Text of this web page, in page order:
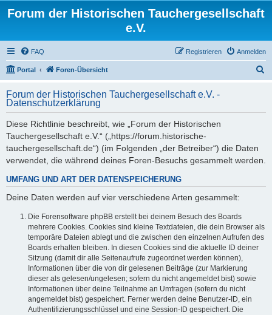
Forum der Historischen Tauchergesellschaft
e.V.
FAQ Anmelden
Registrieren
Portal Foren-Übersicht
h
Forum der Historischen Tauchergesellschaft e.V. -
Datenschutzerklärung
Diese Richtlinie beschreibt, wie „Forum der Historischen
Tauchergesellschaft e.V.“ („https://forum.historische-
tauchergesellschaft.de“) (im Folgenden „der Betreiber“) die Daten
verwendet, die während deines Foren-Besuchs gesammelt werden.
UMFANG UND ART DER DATENSPEICHERUNG
Deine Daten werden auf vier verschiedene Arten gesammelt:
Die Forensoftware phpBB erstellt bei deinem Besuch des Boards
mehrere Cookies. Cookies sind kleine Textdateien, die dein Browser als
temporäre Dateien ablegt und die zwischen den einzelnen Aufrufen des
Boards erhalten bleiben. In diesen Cookies sind die aktuelle ID deiner
Sitzung (damit dir alle Seitenaufrufe zugeordnet werden können),
Informationen über die von dir gelesenen Beiträge (zur Markierung
dieser als gelesen/ungelesen; sofern du nicht angemeldet bist) sowie
Informationen über deine Teilnahme an Umfragen (sofern du nicht
angemeldet bist) gespeichert. Ferner werden deine Benutzer-ID, ein
Authentifizierungsschlüssel und eine Session-ID gespeichert. Die